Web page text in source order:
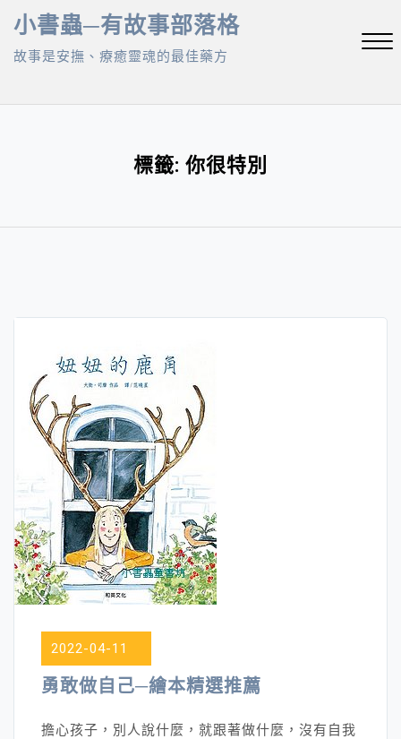
Skip
content
小書蟲─有故事部落格
故事是安撫、療癒靈魂的最佳藥方
標籤: 你很特別
2022-04-11
勇敢做自己─繪本精選推薦
擔心孩子，別人說什麼，就跟著做什麼，沒有自我